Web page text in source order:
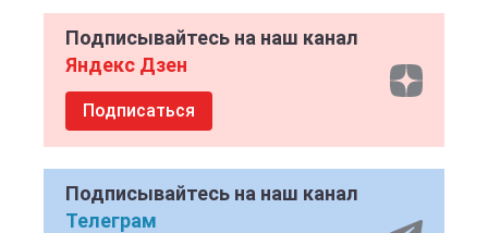
Подписывайтесь на наш канал
Яндекс Дзен
Подписаться
Подписывайтесь на наш канал
Телеграм